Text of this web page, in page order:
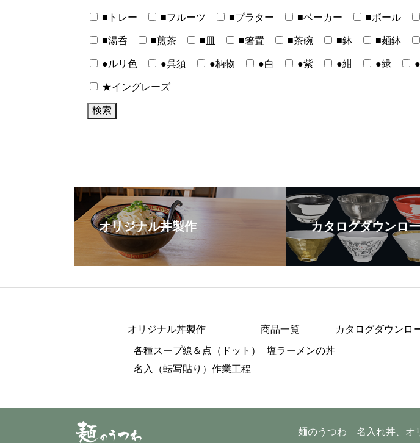
■トレー ■フルーツ ■プラター ■ベーカー ■ボール
■湯呑 ■煎茶 ■皿 ■箸置 ■茶碗 ■鉢 ■麺鉢
●ルリ色 ●呉須 ●柄物 ●白 ●紫 ●紺 ●緑
★イングレーズ
オリジナル丼製作 カタログダウンロ
オリジナル丼製作
各種スープ線＆点（ドット）
名入（転写貼り）作業工程
商品一覧
塩ラーメンの丼
カタログダウンロ
麺のうつわ 名入れ丼、オ